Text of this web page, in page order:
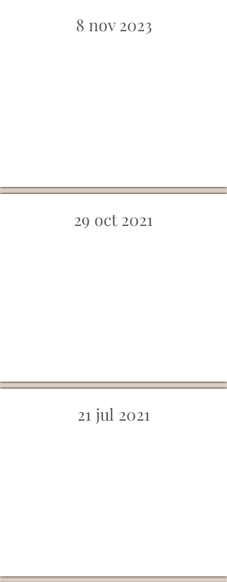
8 nov 2023
29 oct 2021
21 jul 2021